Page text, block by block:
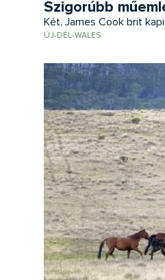
Szigorúbb
Két, James Cook brit
ÚJ-DÉL-WALES